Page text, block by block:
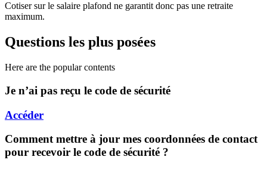
Cotiser sur le salaire plafond ne garantit donc pas une retraite
maximum.
Questions les plus posées
Here are the popular contents
Je n’ai pas reçu le code de sécurité
Accéder
Comment mettre à jour mes coordonnées de contact
pour recevoir le code de sécurité ?